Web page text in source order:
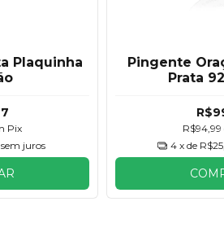
Plaquinha
Pix
sem juros
Pingente
Prata
R$94,99
4 x de